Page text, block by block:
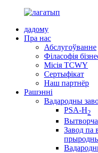
дадому
Пра нас
Абслугоўванне
Філасофія
Місія TCWY
Сертыфікат
Наш партнёр
Рашэнні
Вадародны
PSA-H2
Завод па